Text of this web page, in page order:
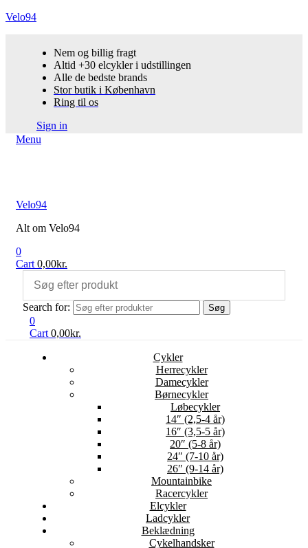
Velo94
Nem og billig fragt
Altid +30 elcykler i udstillingen
Alle de bedste brands
Stor butik i København
Ring til os
Sign in
Menu
Velo94
Alt om Velo94
0
Cart 0,00kr.
Search for: Søg
0
Cart 0,00kr.
Cykler
Herrecykler
Damecykler
Børnecykler
Løbecykler
14″ (2,5-4 år)
16″ (3,5-5 år)
20″ (5-8 år)
24″ (7-10 år)
26″ (9-14 år)
Mountainbike
Racercykler
Elcykler
Ladcykler
Beklædning
Cykelhandsker